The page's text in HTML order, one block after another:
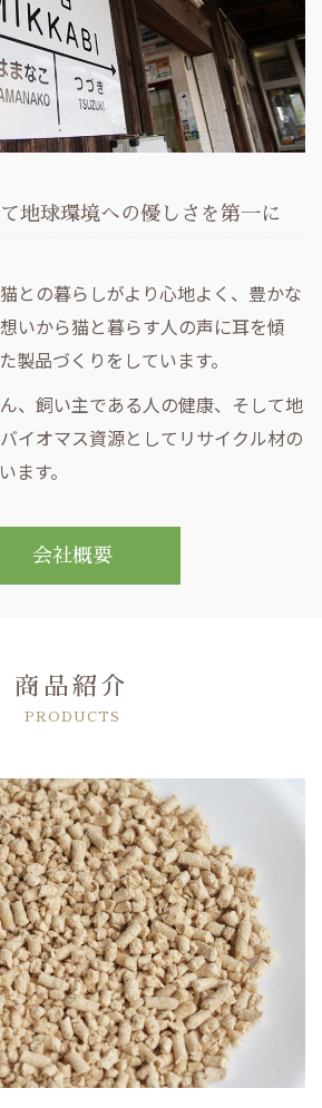
地球環境への優しさを第一に
との暮らしがより心地よく、豊かな
いから猫と暮らす人の声に耳を傾
製品づくりをしています。
、飼い主である人の健康、そして地
イオマス資源としてリサイクル材の
ます。
会社概要
商品紹介
PRODUCTS